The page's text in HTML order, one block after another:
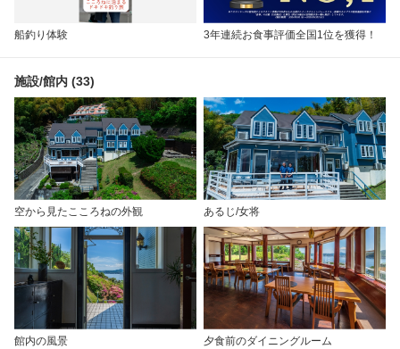
船釣り体験 3年連続お食事評価全国1位を獲得！
施設/館内 (33)
空から見たこころねの外観 あるじ/女将
館内の風景 夕食前のダイニングルーム